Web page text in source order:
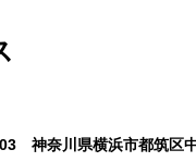
神奈川県横浜市都筑区